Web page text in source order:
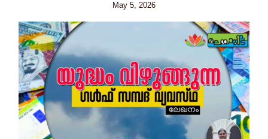
May 5, 2026